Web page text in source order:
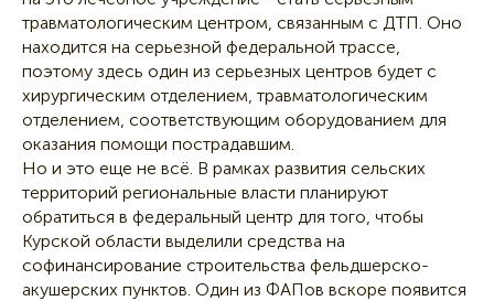
травматологическим центром, связанным с ДТП. Оно
находится на серьезной федеральной трассе,
поэтому здесь один из серьезных центров будет с
хирургическим отделением, травматологическим
отделением, соответствующим оборудованием для
оказания помощи пострадавшим.
Но и это еще не всё. В рамках развития сельских
территорий региональные власти планируют
обратиться в федеральный центр для того, чтобы
Курской области выделили средства на
софинансирование строительства фельдшерско-
акушерских пунктов. Один из ФАПов вскоре появится